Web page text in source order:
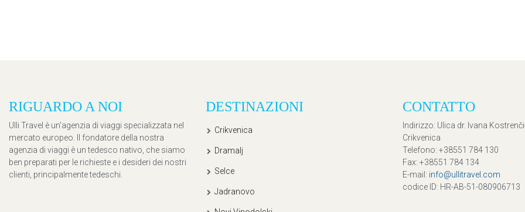
RIGUARDO A NOI
Ulli Travel è un'agenzia di viaggi specializzata nel
mercato europeo. Il fondatore della nostra
agenzia di viaggi è un tedesco nativo, che siamo
ben preparati per le richieste e i desideri dei nostri
clienti, principalmente tedeschi.
DESTINAZIONI
Crikvenica
Dramalj
Selce
Jadranovo
CONTATTO
Indirizzo: Ulica dr. Ivana
Crikvenica
Telefono: +38551 784 130
Fax: +38551 784 134
E-mail : info@ullitravel.com
codice ID: HR-AB-51-080906713